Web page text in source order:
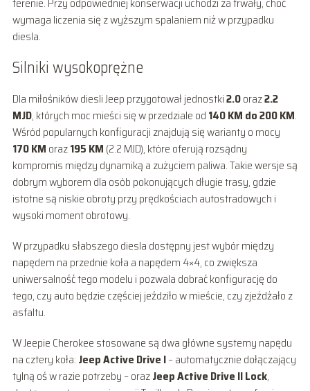
wymaga liczenia się z wyższym spalaniem niż w przypadku
diesla.
Silniki wysokoprężne
Dla miłośników diesli Jeep przygotował jednostki2.0oraz2.2
MJD, których moc mieści się w przedziale od 140 KM do 200 KM.
Wśród popularnych konfiguracji znajdują się warianty o mocy
170 KM oraz195 KM (2.2 MJD), które oferują rozsądny
kompromis między dynamiką a zużyciem paliwa. Takie wersje są
dobrym wyborem dla osób pokonujących długie trasy, gdzie
istotne są niskie obroty przy prędkościach autostradowych i
wysoki moment obrotowy.
W przypadku słabszego diesla dostępny jest wybór między
napędem na przednie koła a napędem 4×4, co zwiększa
uniwersalność tego modelu i pozwala dobrać konfigurację do
tego, czy auto będzie częściej jeździło w mieście, czy zjeżdżało z
asfaltu.
W Jeepie Cherokee stosowane są dwa główne systemy napędu
na cztery koła: Jeep Active Drive I– automatycznie dołączający
tylną oś w razie potrzeby – orazJeep Active Drive II Lock,